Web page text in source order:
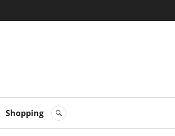
Shopping SEARCH